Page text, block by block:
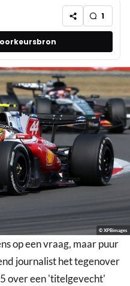
1
© XPBimages
op een vraag, maar puur
journalist het tegenover
over een 'titelgevecht'